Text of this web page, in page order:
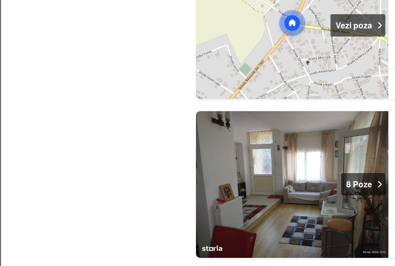
Vezi poza
8 Poze